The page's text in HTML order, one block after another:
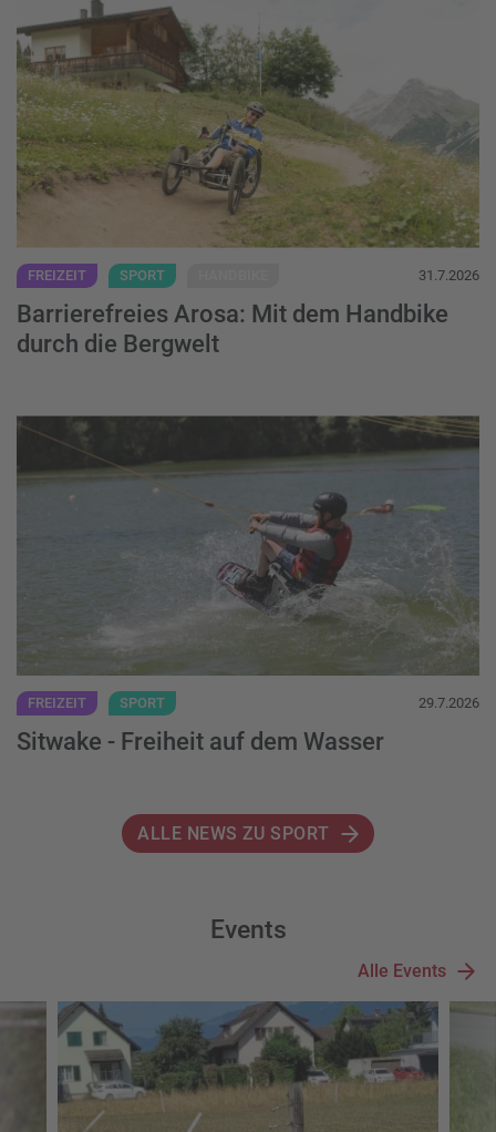
FREIZEIT SPORT 31.7.2026
Barrierefreies Arosa: Mit dem Handbike
durch die Bergwelt
Sitwake - Freiheit auf dem Wasser -
FREIZEIT SPORT 29.7.2026
Sitwake - Freiheit auf dem Wasser
ALLE NEWS ZU SPORT
Events
Alle Events